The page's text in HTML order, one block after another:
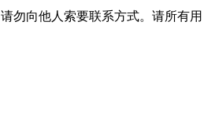
请勿向他人索要联系方式。请所有用